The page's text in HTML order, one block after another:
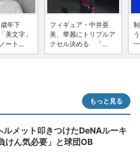
年下
美文字」
ート...
フィギュア・中井亜
美、華麗にトリプルア
クセル決める 「...
もっと見る
メット叩きつけたDeNAルーキ
ん気必要」と球団OB